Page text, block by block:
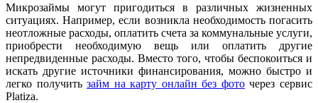
Микрозаймы могут пригодиться в различных жизненных
ситуациях. Например, если возникла необходимость погасить
неотложные расходы, оплатить счета за коммунальные услуги,
приобрести необходимую вещь или оплатить другие
непредвиденные расходы. Вместо того, чтобы беспокоиться и
искать другие источники финансирования, можно быстро и
легко получитьзайм на карту онлайн без фоточерез сервис
Platiza.